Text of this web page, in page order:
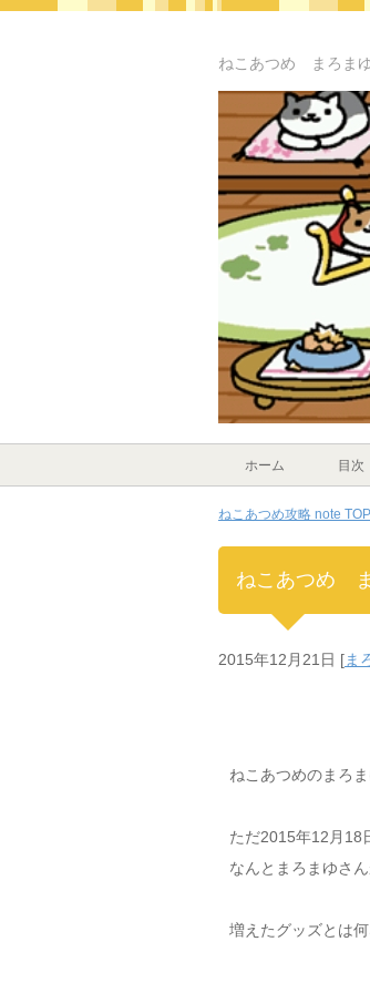
ねこあつめ まろま
ホーム 目次
ねこあつめ攻略 note TOP
ねこあつめ ま
2015年12月21日 [ま
ねこあつめのまろ
ただ2015年12月18
なんとまろまゆさ
増えたグッズとは